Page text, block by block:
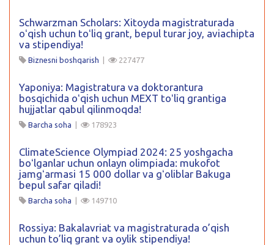
Schwarzman Scholars: Xitoyda magistraturada
oʻqish uchun toʻliq grant, bepul turar joy, aviachipta
va stipendiya!
Biznesni boshqarish | 227477
Yaponiya: Magistratura va doktorantura
bosqichida oʻqish uchun MEXT toʻliq grantiga
hujjatlar qabul qilinmoqda!
Barcha soha | 178923
ClimateScience Olympiad 2024: 25 yoshgacha
boʻlganlar uchun onlayn olimpiada: mukofot
jamgʻarmasi 15 000 dollar va gʻoliblar Bakuga
bepul safar qiladi!
Barcha soha | 149710
Rossiya: Bakalavriat va magistraturada o’qish
uchun to’liq grant va oylik stipendiya!